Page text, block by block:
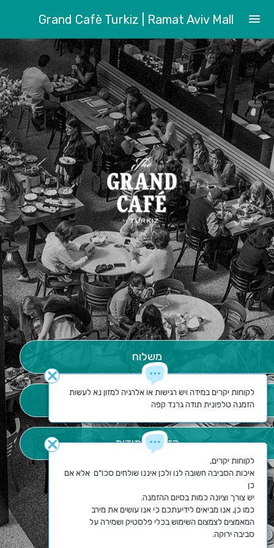
close
איכות הסביבה חשובה לנו ולכן איננו שולחים סכו"ם  אלא אם
כמו כן, אנו מביאים לידיעתכם כי אנו עושים את מירב
סביבה ירוקה.
close
לקוחות יקרים במידה ויש רגישות או אלרגיה למזון נא לעשות
הזמנה טלפונית תודה גרנד קפה
menu
Grand Cafè Turkiz | Ramat Aviv Mall
משלוח
איסוף עצמי
הזמנה עתידית